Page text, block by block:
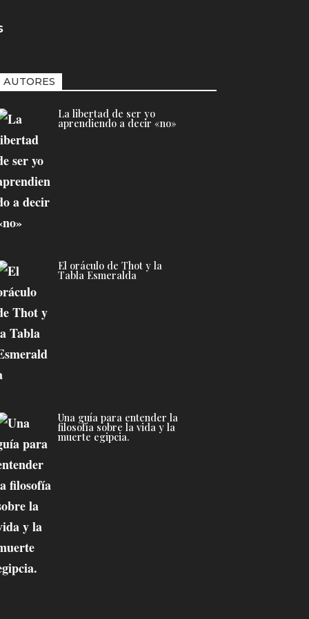
AUTORES
La libertad de ser yo
aprendiendo a decir «no»
El oráculo de Thot y la
Tabla Esmeralda
Una guía para entender la
filosofía sobre la vida y la
muerte egipcia.